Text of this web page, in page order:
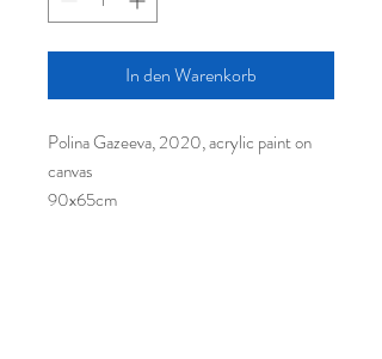
In den Warenkorb
Polina Gazeeva, 2020, acrylic paint on
canvas
90x65cm